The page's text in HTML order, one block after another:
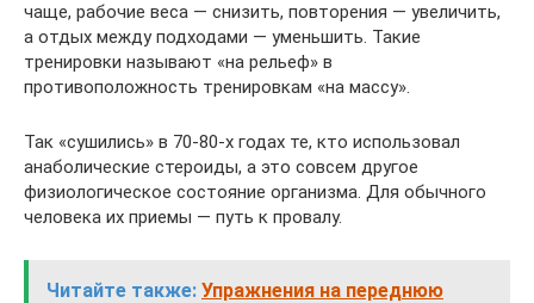
чаще, рабочие веса — снизить, повторения — увеличить,
а отдых между подходами — уменьшить. Такие
тренировки называют «на рельеф» в
противоположность тренировкам «на массу».
Так «сушились» в 70-80-х годах те, кто использовал
анаболические стероиды, а это совсем другое
физиологическое состояние организма. Для обычного
человека их приемы — путь к провалу.
Читайте также: Упражнения на переднюю